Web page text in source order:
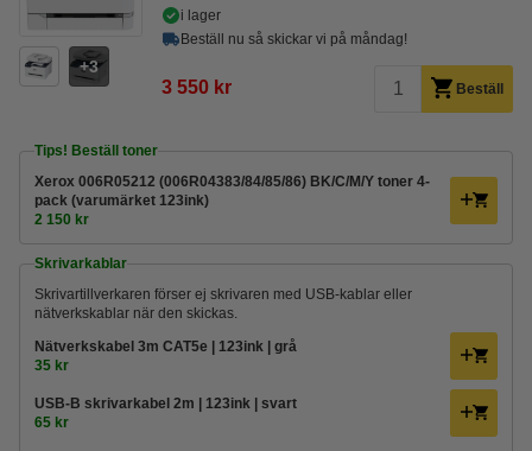
3
i lager
Beställ nu så skickar vi på måndag!
3 550 kr Beställ
Tips! Beställ toner
Xerox 006R05212 (006R04383/84/85/86) BK/C/M/Y toner 4-
pack (varumärket 123ink)
2 150 kr
Skrivarkablar
Skrivartillverkaren förser ej skrivaren med USB-kablar eller
nätverkskablar när den skickas.
Nätverkskabel 3m CAT5e | 123ink | grå
35 kr
USB-B skrivarkabel 2m | 123ink | svart
65 kr